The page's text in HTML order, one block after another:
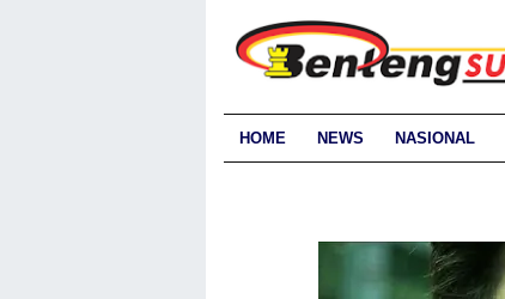
HOME NEWS NASIONAL